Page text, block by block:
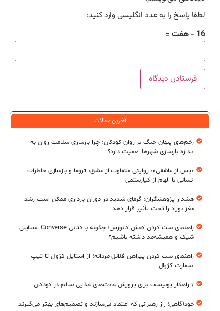
لطفا پاسخ را به عدد انگلیسی وارد کنید:
16 − هفت =
آخرین مقالات
زخم‌های پنهان جنگ بر روان کودکان؛ چرا بازسازی سلامت روان به
اندازه بازسازی شهرها اهمیت دارد؟
«پس از عاشقی»؛ روایتی متفاوت از عشق، تروما و بازسازی خاطرات
انسانی با الهام از کیارستمی
هشدار پژوهشگران: گرمای شدید در دوران بارداری ممکن است رشد
مغز نوزاد را تحت تأثیر قرار دهد
راهنمای ست کردن کفش کانورس؛ چگونه با کتانی Converse استایلی
شیک و همیشه‌مد داشته باشیم؟
راهنمای ست کردن پیراهن فلانل مردانه؛ از استایل کژوال تا تیپ
اسمارت کژوال
۶ راهکار یونیسف برای پرورش عادت‌های غذایی سالم در کودکان
خودآگاهی؛ راز رهبرانی که اعتماد می‌سازند و تصمیم‌های بهتر می‌گیرند